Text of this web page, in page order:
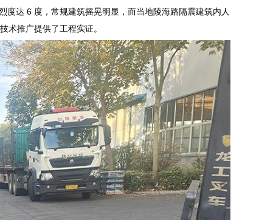
达 6 度，常规建筑摇晃明显，而当地陵海路隔震建筑内人
术推广提供了工程实证。